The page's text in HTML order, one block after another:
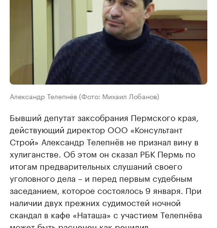
Александр Телепнёв (Фото: Михаил Лобанов)
Бывший депутат заксобрания Пермского края,
действующий директор ООО «Консультант
Строй» Александр Телепнёв не признал вину в
хулиганстве. Об этом он сказал РБК Пермь по
итогам предварительных слушаний своего
уголовного дела – и перед первым судебным
заседанием, которое состоялось 9 января. При
наличии двух прежних судимостей ночной
скандал в кафе «Наташа» с участием Телепнёва